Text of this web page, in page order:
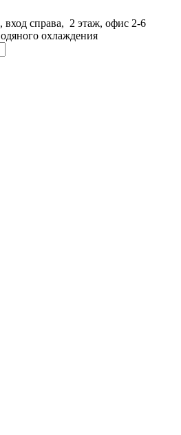
справа, 2 этаж, офис 2-6
охлаждения